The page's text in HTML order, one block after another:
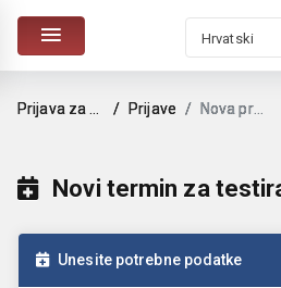
Hrvatski
Prijave Nova prijava
Novi termin za
Unesite potrebne podatke